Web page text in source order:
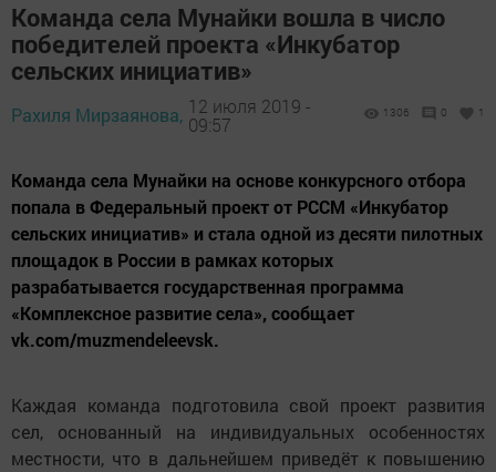
Команда села Мунайки вошла в число
победителей проекта «Инкубатор
сельских инициатив»
Рахиля Мирзаянова, 12 июля 2019 -
09:57
1306 0 1
Команда села Мунайки на основе конкурсного отбора
попала в Федеральный проект от РССМ «Инкубатор
сельских инициатив» и стала одной из десяти пилотных
площадок в России в рамках которых
разрабатывается государственная программа
«Комплексное развитие села», сообщает
vk.com/muzmendeleevsk.
Каждая команда подготовила свой проект развития
сел, основанный на индивидуальных особенностях
местности, что в дальнейшем приведёт к повышению